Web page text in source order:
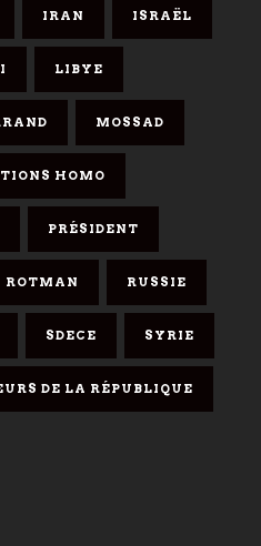
IRAN ISRAËL
LIBYE
MOSSAD
HOMO
PRÉSIDENT
ROTMAN RUSSIE
SDECE SYRIE
DE LA RÉPUBLIQUE